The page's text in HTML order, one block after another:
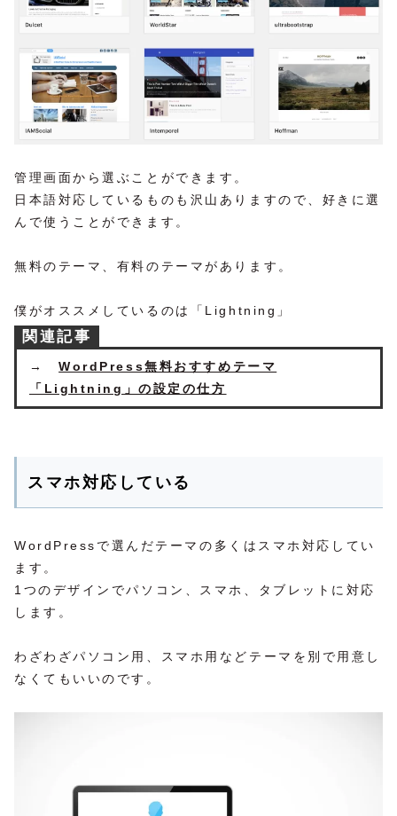
管理画面から選ぶことができます。
日本語対応しているものも沢山ありますので、好きに選
んで使うことができます。
無料のテーマ、有料のテーマがあります。
僕がオススメしているのは「Lightning」
関連記事
→WordPress無料おすすめテーマ
「Lightning」の設定の仕方
スマホ対応している
WordPressで選んだテーマの多くはスマホ対応してい
ます。
1つのデザインでパソコン、スマホ、タブレットに対応
します。
わざわざパソコン用、スマホ用などテーマを別で用意し
なくてもいいのです。